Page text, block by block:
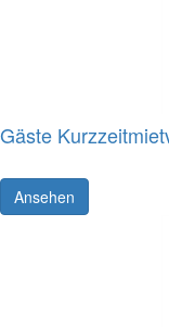
Gäste
Ansehen